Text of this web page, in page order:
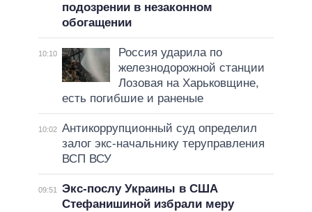
подозрении в незаконном
обогащении
10:10
Россия ударила по
железнодорожной станции
Лозовая на Харьковщине,
есть погибшие и раненые
10:02 Антикоррупционный суд определил
залог экс-начальнику теруправления
ВСП ВСУ
09:51
Экс-послу Украины в США
Стефанишиной избрали меру